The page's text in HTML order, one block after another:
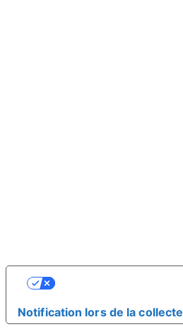
Notification lors de la collecte